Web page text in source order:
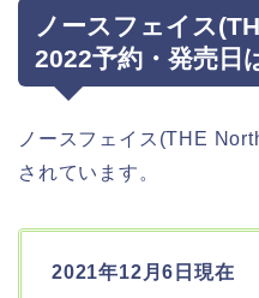
ノースフェイス
2022予約・発売日
ノースフェイス(THE
されています。
2021年12月6日現在